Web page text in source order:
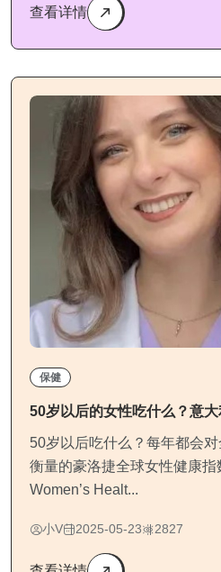
查看详情
保健
50岁以后的女性吃什么？意
50岁以后吃什么？每年都会
衡量的豪洛捷全球女性健康指
Women’s Healt...
小V 2025-05-23 2827